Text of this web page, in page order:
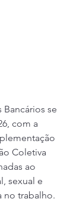
se
com a
Coletiva
ao
sexual e
no trabalho.